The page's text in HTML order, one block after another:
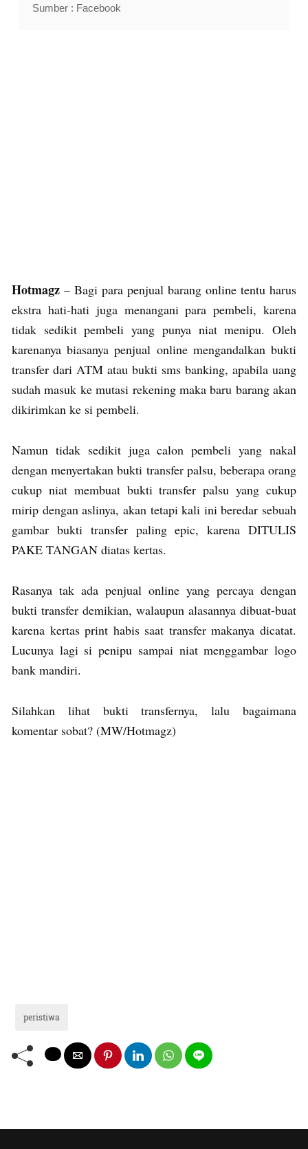
Sumber : Facebook
Hotmagz – Bagi para penjual barang online tentu harus
ekstra hati-hati juga menangani para pembeli, karena
tidak sedikit pembeli yang punya niat menipu. Oleh
karenanya biasanya penjual online mengandalkan bukti
transfer dari ATM atau bukti sms banking, apabila uang
sudah masuk ke mutasi rekening maka baru barang akan
dikirimkan ke si pembeli.
Namun tidak sedikit juga calon pembeli yang nakal
dengan menyertakan bukti transfer palsu, beberapa orang
cukup niat membuat bukti transfer palsu yang cukup
mirip dengan aslinya, akan tetapi kali ini beredar sebuah
gambar bukti transfer paling epic, karena DITULIS
PAKE TANGAN diatas kertas.
Rasanya tak ada penjual online yang percaya dengan
bukti transfer demikian, walaupun alasannya dibuat-buat
karena kertas print habis saat transfer makanya dicatat.
Lucunya lagi si penipu sampai niat menggambar logo
bank mandiri.
Silahkan lihat bukti transfernya, lalu bagaimana
komentar sobat? (MW/Hotmagz)
peristiwa